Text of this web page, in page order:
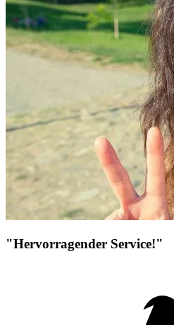
"Hervorragender Service!"